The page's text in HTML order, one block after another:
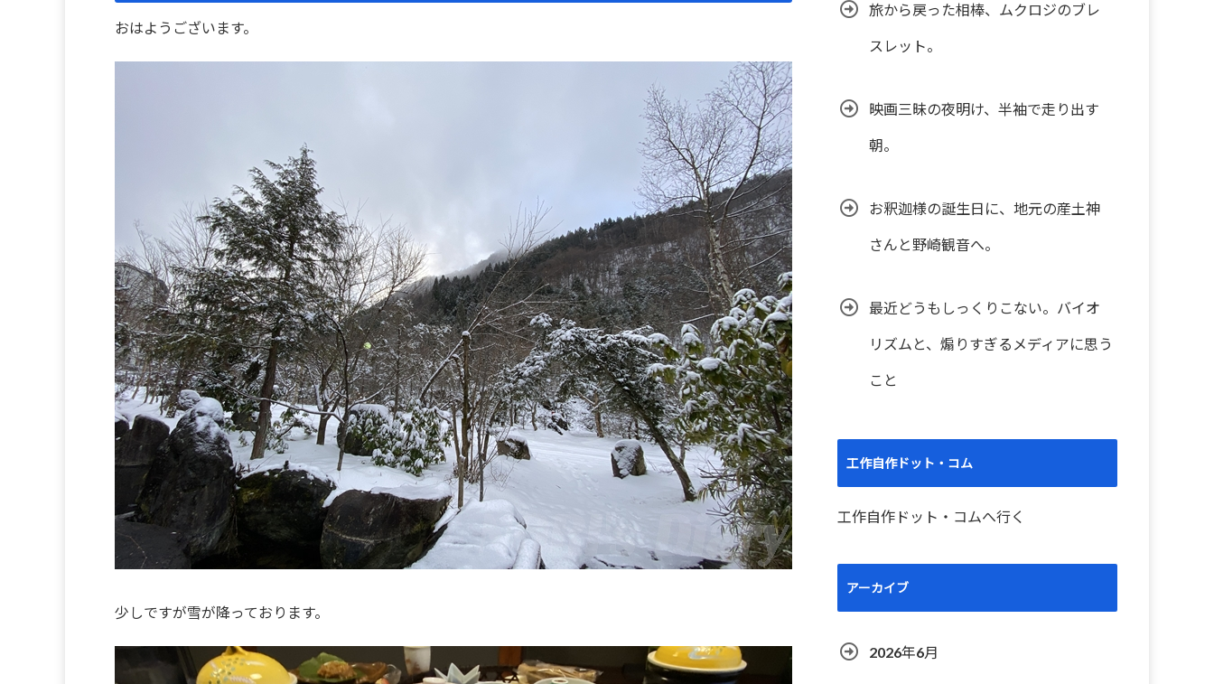
おはようございます。
少しですが雪が降っております。
旅から戻った相棒、ムクロジのブレ
スレット。
映画三昧の夜明け、半袖で走り出す
朝。
お釈迦様の誕生日に、地元の産土神
さんと野崎観音へ。
最近どうもしっくりこない。バイオ
リズムと、煽りすぎるメディアに思う
こと
工作自作ドット・コム
工作自作ドット・コムへ行く
アーカイブ
2026年6月